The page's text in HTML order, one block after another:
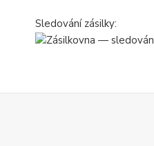
Sledování zásilky: